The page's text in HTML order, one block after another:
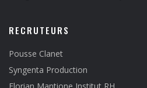
RECRUTEURS
Pousse Clanet
Syngenta Production
Florian Mantione Institut RH